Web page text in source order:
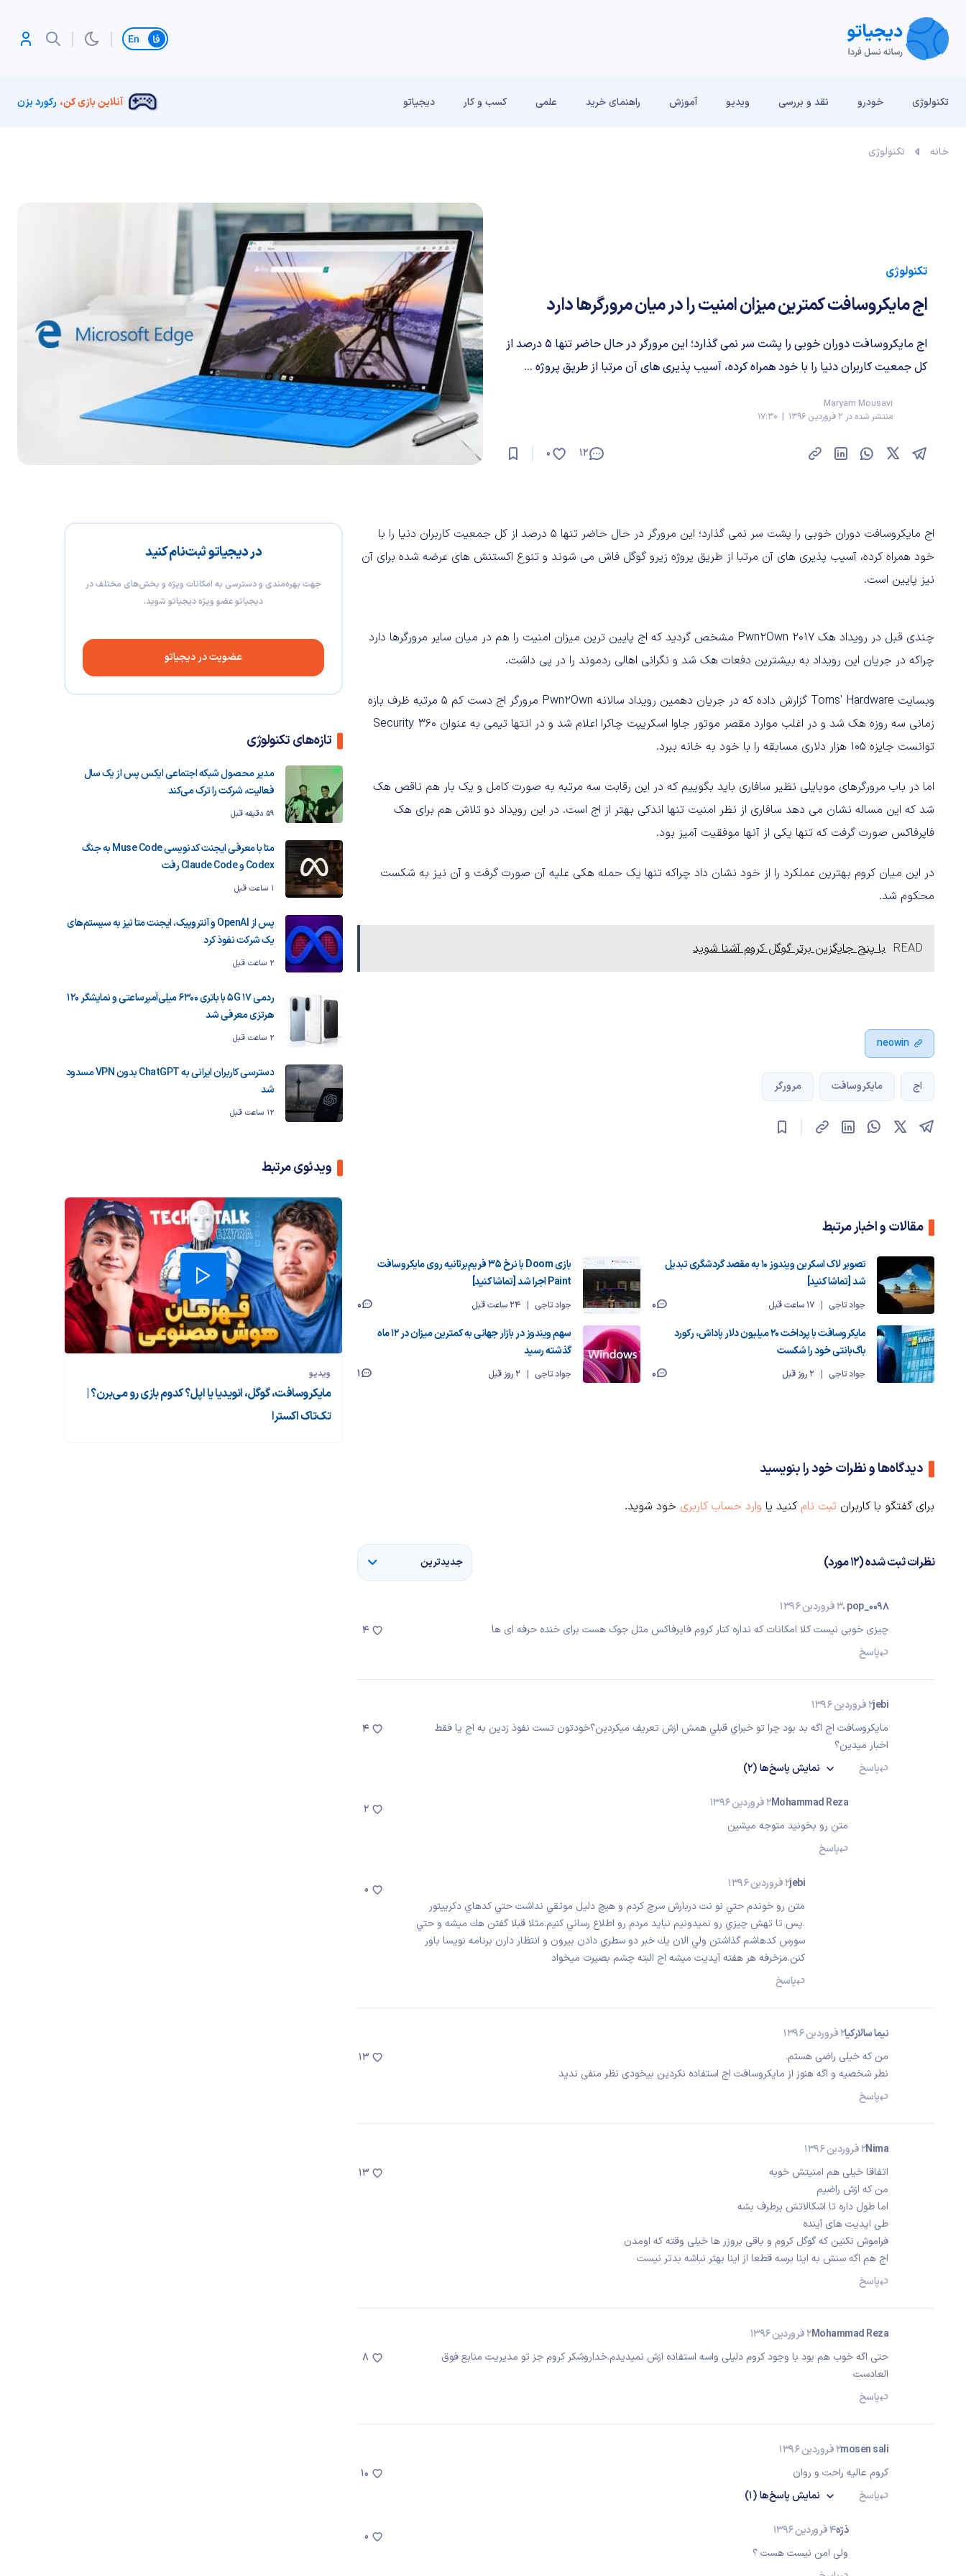
تغییر زبان
تکنولوژی خودرو نقد و بررسی‌ ویدیو آموزش راهنمای خرید علمی کسب و کار دیجیاتو آنلاین بازی کن، رکورد بزن
خانه تکنولوژی
تکنولوژی
اج مایکروسافت کمترین میزان امنیت را در میان مرورگرها دارد
اج مایکروسافت دوران خوبی را پشت سر نمی گذارد؛ این مرورگر در حال حاضر تنها ۵ درصد از
کل جمعیت کاربران دنیا را با خود همراه کرده، آسیب پذیری های آن مرتبا از طریق پروژه ...
Maryam Mousavi
منتشر شده در 2 فروردین 1396 | 17:30
12
0
در دیجیاتو ثبت‌نام کنید
جهت بهره‌مندی و دسترسی به امکانات ویژه و بخش‌های مختلف در
دیجیاتو عضو ویژه دیجیاتو شوید.
عضویت در دیجیاتو
تازه‌های تکنولوژی
مدیر محصول شبکه اجتماعی ایکس پس از یک سال
فعالیت، شرکت را ترک می‌کند
59 دقیقه قبل
متا با معرفی ایجنت کدنویسی Muse Code به جنگ
Codex و Claude Code رفت
1 ساعت قبل
پس از OpenAI و آنتروپیک، ایجنت متا نیز به سیستم‌های
یک شرکت نفوذ کرد
2 ساعت قبل
ردمی 17 5G با باتری ۶۳۰۰ میلی‌آمپرساعتی و نمایشگر ۱۲۰
هرتزی معرفی شد
2 ساعت قبل
دسترسی کاربران ایرانی به ChatGPT بدون VPN مسدود
شد
12 ساعت قبل
ویدئوی مرتبط
ویدیو
مایکروسافت، گوگل، انویدیا یا اپل؟ کدوم بازی رو می‌برن؟ |
تک‌تاک اکسترا
اج مایکروسافت دوران خوبی را پشت سر نمی گذارد؛ این مرورگر در حال حاضر تنها ۵ درصد از کل جمعیت کاربران دنیا را با
خود همراه کرده، آسیب پذیری های آن مرتبا از طریق پروژه زیرو گوگل فاش می شوند و تنوع اکستنش های عرضه شده برای آن
نیز پایین است.
چندی قبل در رویداد هک Pwn2Own 2017 مشخص گردید که اج پایین ترین میزان امنیت را هم در میان سایر مرورگرها دارد
چراکه در جریان این رویداد به بیشترین دفعات هک شد و نگرانی اهالی ردموند را در پی داشت.
وبسایت Toms' Hardware گزارش داده که در جریان دهمین رویداد سالانه Pwn2Own مرورگر اج دست کم ۵ مرتبه ظرف بازه
زمانی سه روزه هک شد و در اغلب موارد مقصر موتور جاوا اسکریپت چاکرا اعلام شد و در انتها تیمی به عنوان 360 Security
توانست جایزه ۱۰۵ هزار دلاری مسابقه را با خود به خانه ببرد.
اما در باب مرورگرهای موبایلی نظیر سافاری باید بگوییم که در این رقابت سه مرتبه به صورت کامل و یک بار هم ناقص هک
شد که این مساله نشان می دهد سافاری از نظر امنیت تنها اندکی بهتر از اج است. در این رویداد دو تلاش هم برای هک
فایرفاکس صورت گرفت که تنها یکی از آنها موفقیت آمیز بود.
در این میان کروم بهترین عملکرد را از خود نشان داد چراکه تنها یک حمله هکی علیه آن صورت گرفت و آن نیز به شکست
محکوم شد.
READ با پنج جایگزین برتر گوگل کروم آشنا شوید
neowin
اج مایکروسافت مرورگر
مقالات و اخبار مرتبط
تصویر لاک اسکرین ویندوز ۱۰ به مقصد گردشگری تبدیل
شد [تماشا کنید]
جواد تاجی 17 ساعت قبل 0
بازی Doom با نرخ ۳۵ فریم‌برثانیه روی مایکروسافت
Paint اجرا شد [تماشا کنید]
جواد تاجی 24 ساعت قبل
0
مایکروسافت با پرداخت ۲۰ میلیون دلار پاداش، رکورد
باگ‌بانتی خود را شکست
جواد تاجی 2 روز قبل 0
سهم ویندوز در بازار جهانی به کمترین میزان در ۱۲ ماه
گذشته رسید
جواد تاجی 2 روز قبل 1
دیدگاه‌ها و نظرات خود را بنویسید
برای گفتگو با کاربران ثبت نام کنید یا وارد حساب کاربری خود شوید.
نظرات ثبت شده (12 مورد) جدیدترین
pop_0098 . 3 فروردین 1396
چیزی خوبی نیست کلا امکانات که نداره کنار کروم فایرفاکس مثل جوک هست برای خنده حرفه ای ها
پاسخ
4
jebi2 فروردین 1396
مايكروسافت اج اگه بد بود چرا تو خبراي قبلي همش ازش تعريف ميكردين؟خودتون تست نفوذ زدين به اج يا فقط
اخبار ميدين؟
پاسخ
نمایشپاسخ‌ها(2)
4
Mohammad Reza2 فروردین 1396
متن رو بخونید متوجه میشین
پاسخ
2
jebi2 فروردین 1396
متن رو خوندم حتي نو نت دربارش سرچ كردم و هيچ دليل موثقي نداشت حتي كدهاي دكريپتور
.پس تا تهش چيزي رو نميدونيم نبايد مردم رو اطلاع رساني كنيم.مثلا قبلا گفتن هك ميشه و حتي
سورس كدهاشم گذاشتن ولي الان يك خبر دو سطري دادن بيرون و انتظار دارن برنامه نويسا باور
كنن.مزخرفه هر هفته آپديت ميشه اج البته چشم بصيرت ميخواد
پاسخ
0
نیما سالارکیا2 فروردین 1396
من که خیلی راضی هستم.
نطر شخصیه و اگه هنوز از مایکروسافت اج استفاده نکردین بیخودی نظر منفی ندید
پاسخ
13
Nima2 فروردین 1396
اتفاقا خیلی هم امنیتش خوبه
من که ازش راضیم
اما طول داره تا اشکالاتش برطرف بشه
طی اپدیت های آینده
فراموش نکنین که گوگل کروم و باقی بروزر ها خیلی وقته که اومدن
اج هم اگه سنش به اینا برسه قطعا از اینا بهتر نباشه بدتر نیست
پاسخ
13
Mohammad Reza2 فروردین 1396
حتی اگه خوب هم بود با وجود کروم دلیلی واسه استفاده ازش نمیدیدم.خداروشکر کروم جز تو مدیریت منابع فوق
العادست
پاسخ
8
mosen sali2 فروردین 1396
کروم عالیه راحت و روان
پاسخ
نمایشپاسخ‌ها(1)
10
ذرّه4 فروردین 1396
ولی امن نیست هست ؟
0